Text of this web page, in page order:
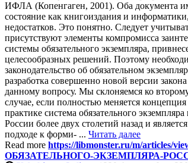
ИФЛА (Копенгаген, 2001). Оба документа
состояние как книгоиздания и
недостатков. Это понятно. Следует
присутствуют элементы компромисса
системы обязательного экземпляра,
целесообразных решений. Поэтому
законодательство об обязательном
разработка совершенно новой версии
данному вопросу. Мы склоняемся ко
случае, если полностью меняется
практике система обязательного
России более двух столетий назад и
подходе к форми- ... Читать далее
Read more https://libmonster.ru/m/
ОБЯЗАТЕЛЬНОГО-ЭКЗЕМПЛЯРА-